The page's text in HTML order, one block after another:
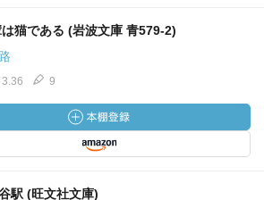
猫である (岩波文庫 青579-2)
3.36 9
駅 (旺文社文庫)